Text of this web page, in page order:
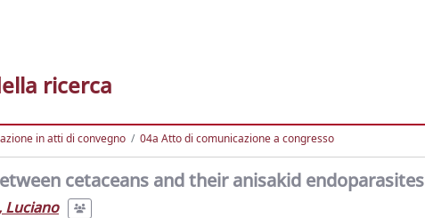
ricerca
in atti di convegno 04a Atto di comunicazione a congresso
cetaceans and their anisakid endoparasites
Luciano